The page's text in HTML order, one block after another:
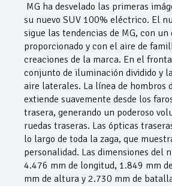
MG ha desvelado las primeras
su nuevo SUV 100% eléctrico. El
sigue las tendencias de MG, con
proporcionado y con el aire de
creaciones de la marca. En el
conjunto de iluminación dividido y
aire laterales. La línea de hombros
extiende suavemente desde los
trasera, generando un poderoso
ruedas traseras. Las ópticas
lo largo de toda la zaga, que
personalidad. Las dimensiones del
4.476 mm de longitud, 1.849 mm
mm de altura y 2.730 mm de